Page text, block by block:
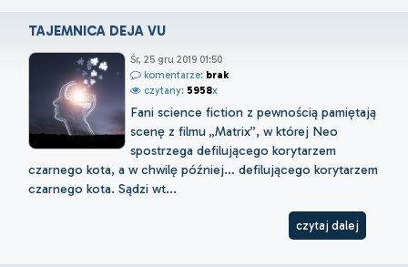
TAJEMNICA DEJA VU
Śr, 25 gru 2019 01:50
komentarze: brak
czytany: 5958x
Fani science fiction z pewnością pamiętają
scenę z filmu „Matrix”, w której Neo
spostrzega defilującego korytarzem
czarnego kota, a w chwilę później… defilującego korytarzem
czarnego kota. Sądzi wt...
czytaj dalej